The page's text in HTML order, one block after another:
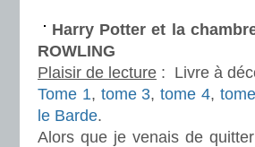
Harry Potter et la
ROWLING
Plaisir de lecture : Livre à
Tome 1, tome 3,tome 4,
le Barde.
Alors que je venais de